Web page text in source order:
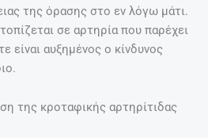
της όρασης στο εν λόγω μάτι.
σε αρτηρία που παρέχει
είναι αυξημένος ο κίνδυνος
της κροταφικής αρτηρίτιδας